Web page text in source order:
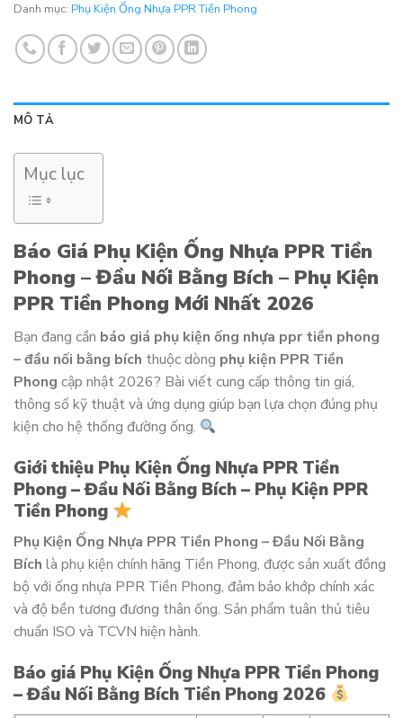
Danh mục: Phụ Kiện Ống Nhựa PPR Tiền Phong
MÔ TẢ
Mục lục
Báo Giá Phụ Kiện Ống Nhựa PPR Tiền
Phong – Đầu Nối Bằng Bích – Phụ Kiện
PPR Tiền Phong Mới Nhất 2026
Bạn đang cần báo giá phụ kiện ống nhựa ppr tiền phong
– đầu nối bằng bích thuộc dòng phụ kiện PPR Tiền
Phong cập nhật 2026? Bài viết cung cấp thông tin giá,
thông số kỹ thuật và ứng dụng giúp bạn lựa chọn đúng phụ
kiện cho hệ thống đường ống.
Giới thiệu Phụ Kiện Ống Nhựa PPR Tiền
Phong – Đầu Nối Bằng Bích – Phụ Kiện PPR
Tiền Phong
Phụ Kiện Ống Nhựa PPR Tiền Phong – Đầu Nối Bằng
Bích là phụ kiện chính hãng Tiền Phong, được sản xuất đồng
bộ với ống nhựa PPR Tiền Phong, đảm bảo khớp chính xác
và độ bền tương đương thân ống. Sản phẩm tuân thủ tiêu
chuẩn ISO và TCVN hiện hành.
Báo giá Phụ Kiện Ống Nhựa PPR Tiền Phong
– Đầu Nối Bằng Bích Tiền Phong 2026